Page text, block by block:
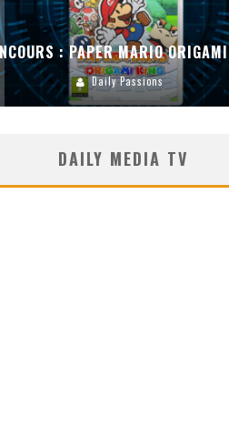
CONCOURS : DREAMS SUR PS4
Carlos Mühlig
DAILY MEDIA TV